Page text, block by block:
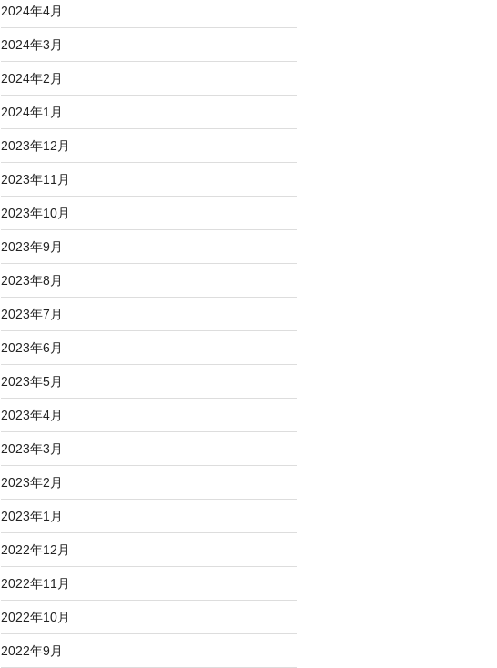
2024年4月
2024年3月
2024年2月
2024年1月
2023年12月
2023年11月
2023年10月
2023年9月
2023年8月
2023年7月
2023年6月
2023年5月
2023年4月
2023年3月
2023年2月
2023年1月
2022年12月
2022年11月
2022年10月
2022年9月